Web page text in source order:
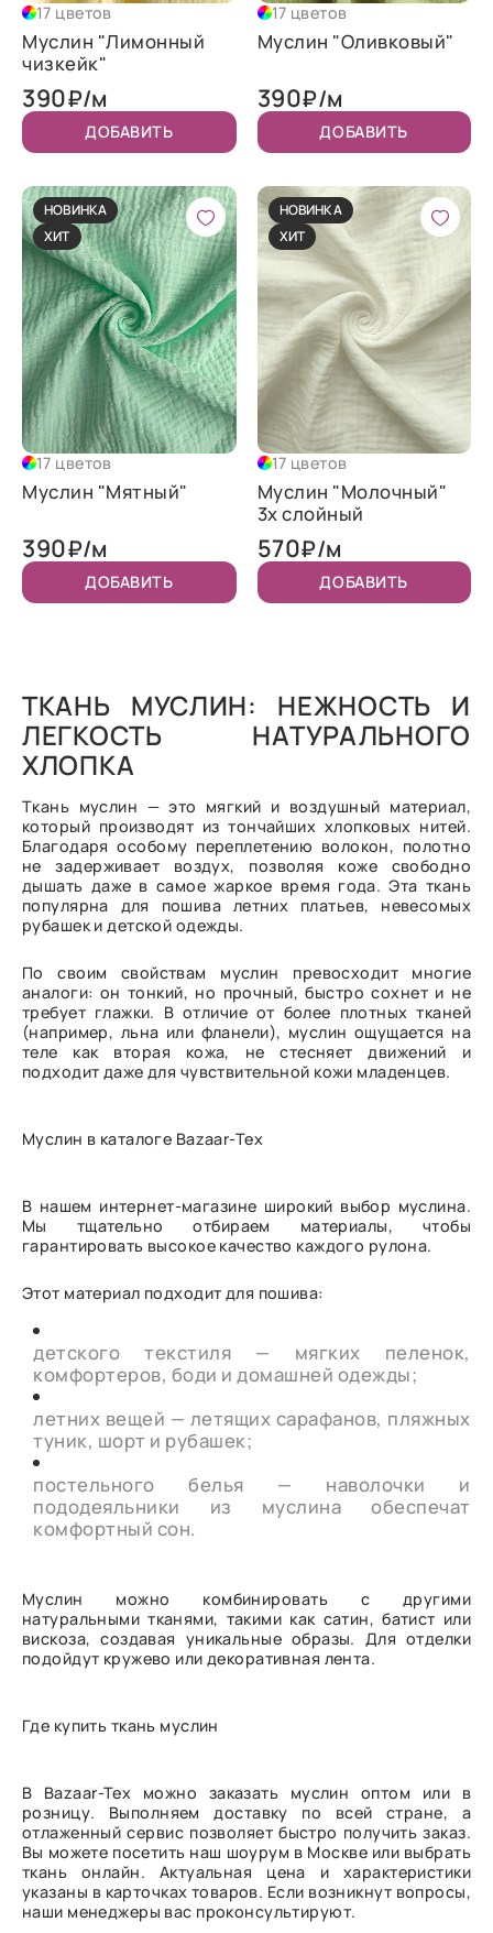
17 цветов
Муслин "Лимонный
чизкейк"
390₽/м
ДОБАВИТЬ
17 цветов
Муслин "Оливковый"
390₽/м
ДОБАВИТЬ
НОВИНКА
ХИТ
17 цветов
Муслин "Мятный"
390₽/м
ДОБАВИТЬ
НОВИНКА
ХИТ
17 цветов
Муслин "Молочный"
3х слойный
570₽/м
ДОБАВИТЬ
ТКАНЬ МУСЛИН: НЕЖНОСТЬ И
ЛЕГКОСТЬ НАТУРАЛЬНОГО
ХЛОПКА
Ткань муслин — это мягкий и воздушный материал,
который производят из тончайших хлопковых нитей.
Благодаря особому переплетению волокон, полотно
не задерживает воздух, позволяя коже свободно
дышать даже в самое жаркое время года. Эта ткань
популярна для пошива летних платьев, невесомых
рубашек и детской одежды.
По своим свойствам муслин превосходит многие
аналоги: он тонкий, но прочный, быстро сохнет и не
требует глажки. В отличие от более плотных тканей
(например, льна или фланели), муслин ощущается на
теле как вторая кожа, не стесняет движений и
подходит даже для чувствительной кожи младенцев.
Муслин в каталоге Bazaar-Tex
В нашем интернет-магазине широкий выбор муслина.
Мы тщательно отбираем материалы, чтобы
гарантировать высокое качество каждого рулона.
Этот материал подходит для пошива:
детского текстиля — мягких пеленок,
комфортеров, боди и домашней одежды;
летних вещей — летящих сарафанов, пляжных
туник, шорт и рубашек;
постельного белья — наволочки и
пододеяльники из муслина обеспечат
комфортный сон.
Муслин можно комбинировать с другими
натуральными тканями, такими как сатин, батист или
вискоза, создавая уникальные образы. Для отделки
подойдут кружево или декоративная лента.
Где купить ткань муслин
В Bazaar-Tex можно заказать муслин оптом или в
розницу. Выполняем доставку по всей стране, а
отлаженный сервис позволяет быстро получить заказ.
Вы можете посетить наш шоурум в Москве или выбрать
ткань онлайн. Актуальная цена и характеристики
указаны в карточках товаров. Если возникнут вопросы,
наши менеджеры вас проконсультируют.